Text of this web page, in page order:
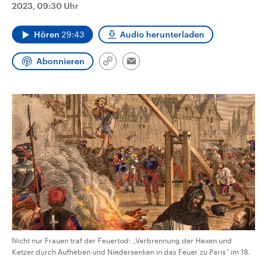
Umfragen, Prognosen,
und Hintergründe zu den Parteien
und Kandidaten der anstehenden
Wahl.
Sendungen Programm Podcasts
Audio-Archiv
2023, 09:30 Uhr
Hören 29:43 Audio herunterladen
Abonnieren
Link
Email
Nicht nur Frauen traf der Feuertod: „Verbrennung der Hexen und
Ketzer durch Aufheben und Niedersenken in das Feuer zu Paris“ im 18.